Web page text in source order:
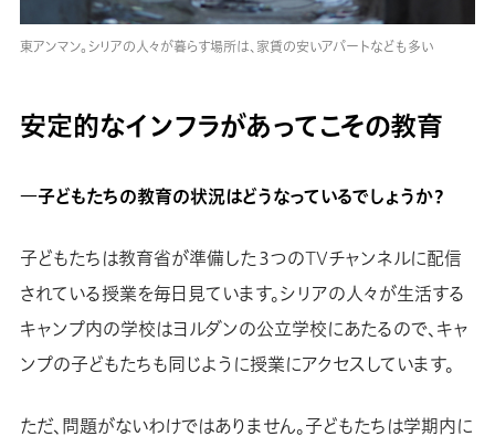
東アンマン。シリアの人々が暮らす場所は、家賃の安いアパートなども多い
安定的なインフラがあってこその教育
―子どもたちの教育の状況はどうなっているでしょうか？
子どもたちは教育省が準備した３つのTVチャンネルに配信
されている授業を毎日見ています。シリアの人々が生活する
キャンプ内の学校はヨルダンの公立学校にあたるので、キャ
ンプの子どもたちも同じように授業にアクセスしています。
ただ、問題がないわけではありません。子どもたちは学期内に